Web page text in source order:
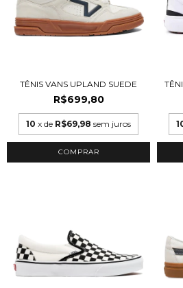
TÊNIS VANS UPLAND SUEDE
R$699,80
10 x de R$69,98 sem juros
COMPRAR